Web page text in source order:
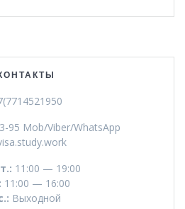
95 Mob/Viber/WhatsApp
11:00 — 19:00
11:00 — 16:00
Выходной